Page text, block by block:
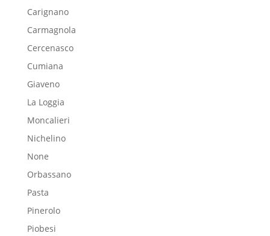
Carignano
Carmagnola
Cercenasco
Cumiana
Giaveno
La Loggia
Moncalieri
Nichelino
None
Orbassano
Pasta
Pinerolo
Piobesi